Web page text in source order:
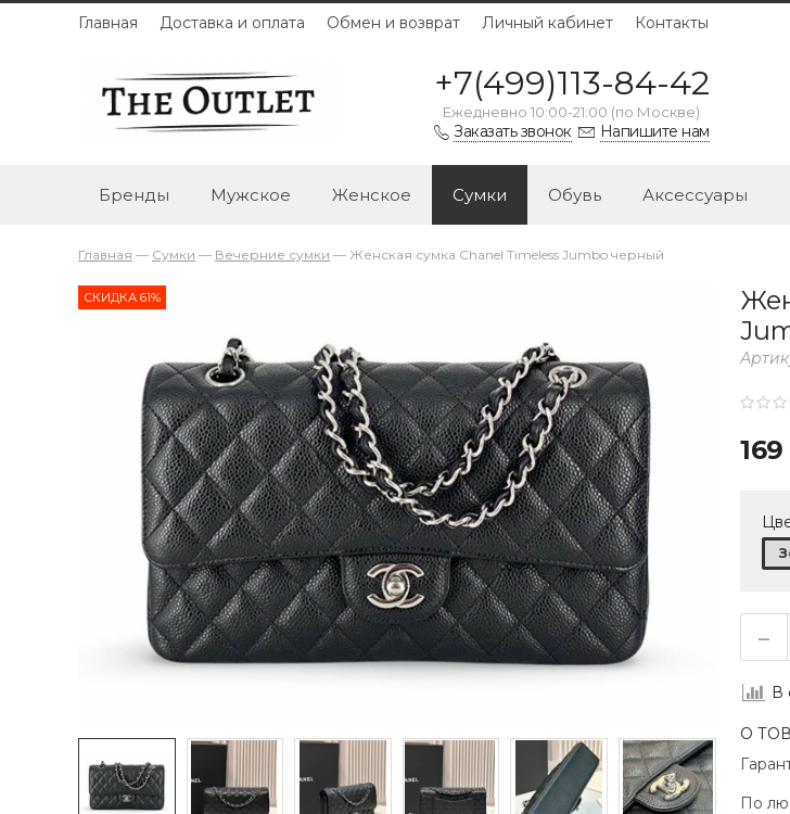
Главная Доставка и оплата Обмен и возврат Личный кабинет Контакты
+7(499)113-84-42
Ежедневно 10:00-21:00 (по Москве)
Заказать звонок Напишите нам
Бренды Мужское Женское Сумки Обувь Аксессуары
Главная — Сумки — Вечерние сумки — Женская сумка Chanel Timeless Jumbo черный
СКИДКА 61%
–
В
О
По